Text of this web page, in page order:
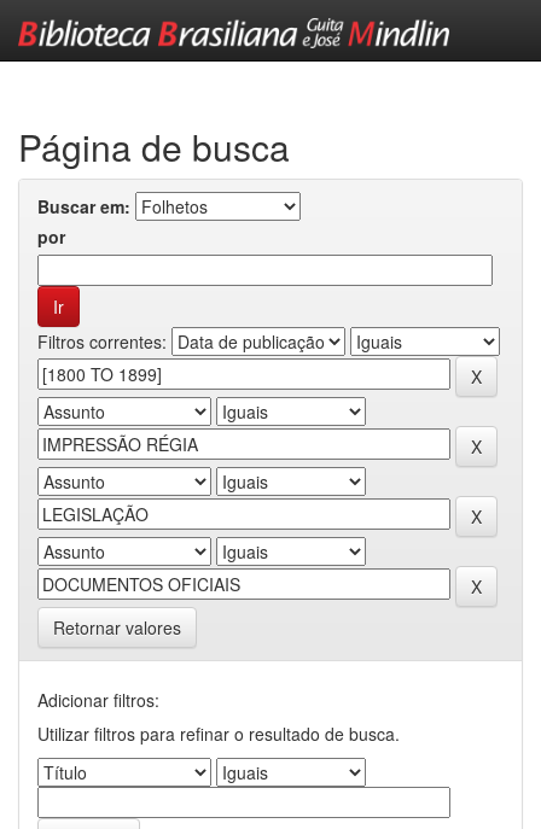
Página de busca
Buscar em:
por
Filtros correntes:
Retornar valores
Adicionar filtros:
Utilizar filtros para refinar o resultado de busca.